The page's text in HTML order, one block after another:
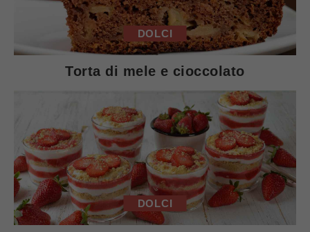
DOLCI
Torta di mele e cioccolato
DOLCI